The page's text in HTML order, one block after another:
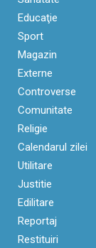
Educaţie
Sport
Magazin
Externe
Controverse
Comunitate
Religie
Calendarul zilei
Utilitare
Justitie
Edilitare
Reportaj
Restituiri